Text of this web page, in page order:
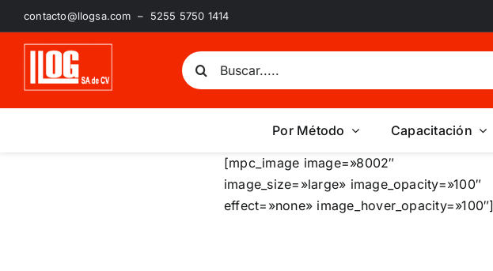
Saltar
al
contenido
contacto@llogsa.com – 5255 5750 1414
Buscar:
Por Método Capacitación
[mpc_image image=»8002″
image_size=»large» image_opacity=»100″
effect=»none» image_hover_opacity=»100″]